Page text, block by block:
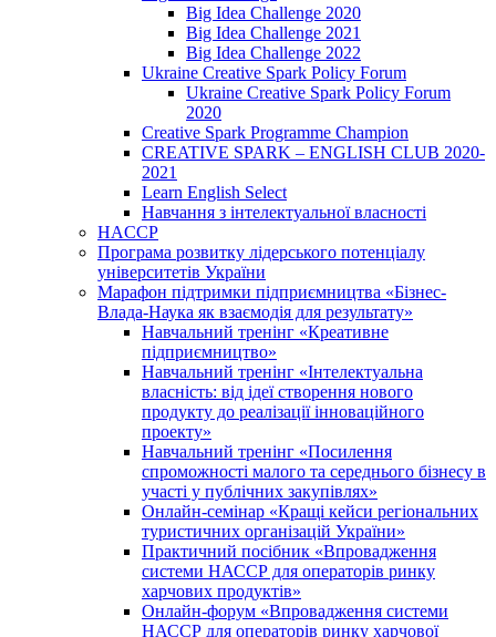
Big Idea Challenge 2020
Big Idea Challenge 2021
Big Idea Challenge 2022
Ukraine Creative Spark Policy Forum
Ukraine Creative Spark Policy Forum
2020
Creative Spark Programme Champion
CREATIVE SPARK – ENGLISH CLUB 2020-
2021
Learn English Select
Навчання з інтелектуальної власності
HACCP
Програма розвитку лідерського потенціалу
університетів України
Марафон підтримки підприємництва «Бізнес-
Влада-Наука як взаємодія для результату»
Навчальний тренінг «Креативне
підприємництво»
Навчальний тренінг «Інтелектуальна
власність: від ідеї створення нового
продукту до реалізації інноваційного
проекту»
Навчальний тренінг «Посилення
спроможності малого та середнього бізнесу в
участі у публічних закупівлях»
Онлайн-семінар «Кращі кейси регіональних
туристичних організацій України»
Практичний посібник «Впровадження
системи НАССР для операторів ринку
харчових продуктів»
Онлайн-форум «Впровадження системи
НАССР для операторів ринку харчової